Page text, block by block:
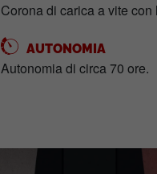
Corona di carica a vite
AUTONOMIA
Autonomia di circa 70 ore.